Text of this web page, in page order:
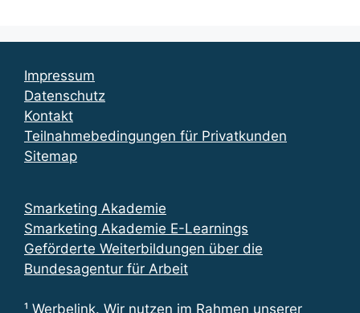
Impressum
Datenschutz
Kontakt
Teilnahmebedingungen für Privatkunden
Sitemap
Smarketing Akademie
Smarketing Akademie E-Learnings
Geförderte Weiterbildungen über die
Bundesagentur für Arbeit
¹ Werbelink. Wir nutzen im Rahmen unserer